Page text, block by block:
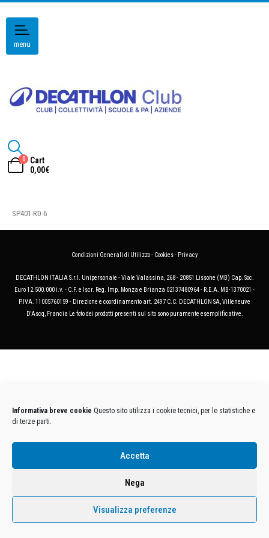
Informativa breve cookie Questo sito utilizza i cookie tecnici, per le statistiche e
di terze parti.
Accetta
Nega
Visualizza preferenze
menu
0
Cart
0,00€
SP401-RD-6
Condizioni Generali di Utilizzo- Cookies- Privacy
DECATHLON ITALIA S.r.l. Unipersonale - Viale Valassina, 268 - 20851 Lissone (MB) Cap. Soc.
Euro 12.500.000 i.v. - C.F. e Iscr. Reg. Imp. Monza e Brianza 02137480964 - R.E.A. MB-1370021 -
P.IVA. 11005760159 - Direzione e coordinamento art. 2497 C.C. DECATHLON SA, Villeneuve
D'Ascq, Francia Le foto dei prodotti presenti sul sito sono puramente esemplificative.